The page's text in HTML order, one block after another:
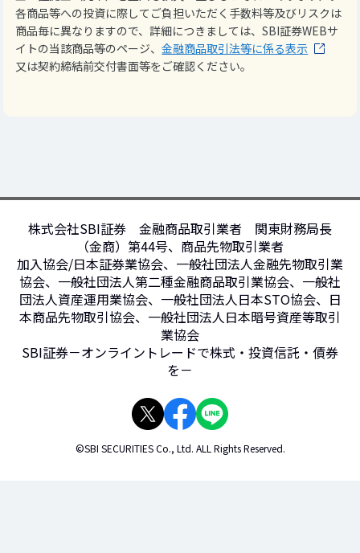
各商品等への投資に際してご負担いただく手数料等及びリスクは
商品毎に異なりますので、詳細につきましては、SBI証券WEBサ
イトの当該商品等のページ、金融商品取引法等に係る表示
又は契約締結前交付書面等をご確認ください。
株式会社SBI証券 金融商品取引業者 関東財務局長
（金商）第44号、商品先物取引業者
加入協会/日本証券業協会、一般社団法人金融先物取引業
協会、一般社団法人第二種金融商品取引業協会、一般社
団法人資産運用業協会、一般社団法人日本STO協会、日
本商品先物取引協会、一般社団法人日本暗号資産等取引
業協会
SBI証券－オンライントレードで株式・投資信託・債券
を－
©SBI SECURITIES Co., Ltd. ALL Rights Reserved.